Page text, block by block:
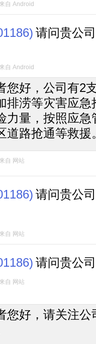
来自 Android
请问贵公
来自 Android
您好，公司有2
排涝等灾害应
力量，按照应
道路抢通等救援
来自 网站
请问贵公
来自 网站
请问贵公
来自 网站
您好，请关注